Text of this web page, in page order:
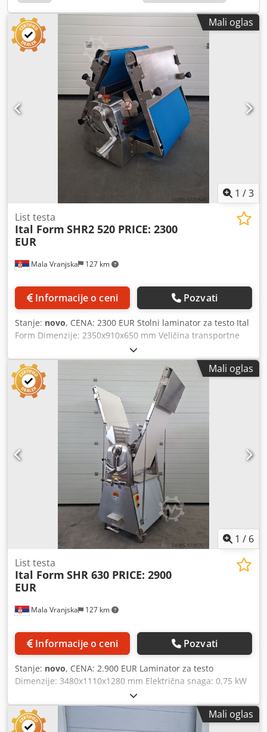
Mali oglas
1 /3
Mala Vranjska 127 km
List testa
Ital Form SHR2 520 PRICE: 2300
EUR
Informacije o ceni Pozvati
Stanje: novo, CENA: 2300 EUR Stolni laminator za testo Ital
Form Dimenzije: 2350x910x650 mm Veličina transportne
trake: 500x1980 mm Razmak sa podesivim valjkom: 1-40
mm Električna snaga: 0,55 kW Napon: 380V 50Hz
Dodpfxeuuh Iie Alnjck Težina: 130 kg
Mali oglas
1 / 6
Mala Vranjska 127 km
List testa
Ital Form SHR 630 PRICE: 2900
EUR
Informacije o ceni Pozvati
Stanje: novo, CENA: 2.900 EUR Laminator za testo
Dimenzije: 3480x1110x1280 mm Električna snaga: 0,75 kW
Napon: 220V 50Hz Dcodpfx Alsuugrajnek Dimenzije
transportne trake: 610x2800 mm Razmak sa podesivim
valjkom: 1-40 mm Težina: 260 kg
Mali oglas